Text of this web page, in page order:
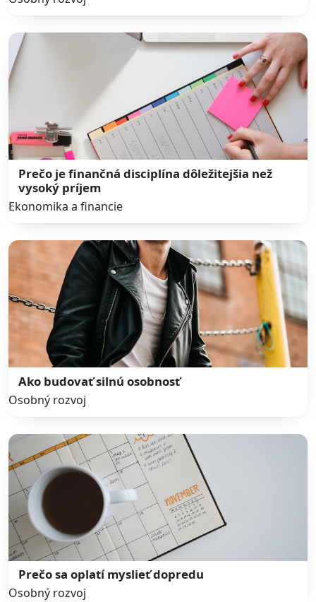
Prečo je finančná disciplína dôležitejšia než
vysoký príjem
Ekonomika a financie
Ako budovať silnú osobnosť
Osobný rozvoj
Prečo sa oplatí myslieť dopredu
Osobný rozvoj